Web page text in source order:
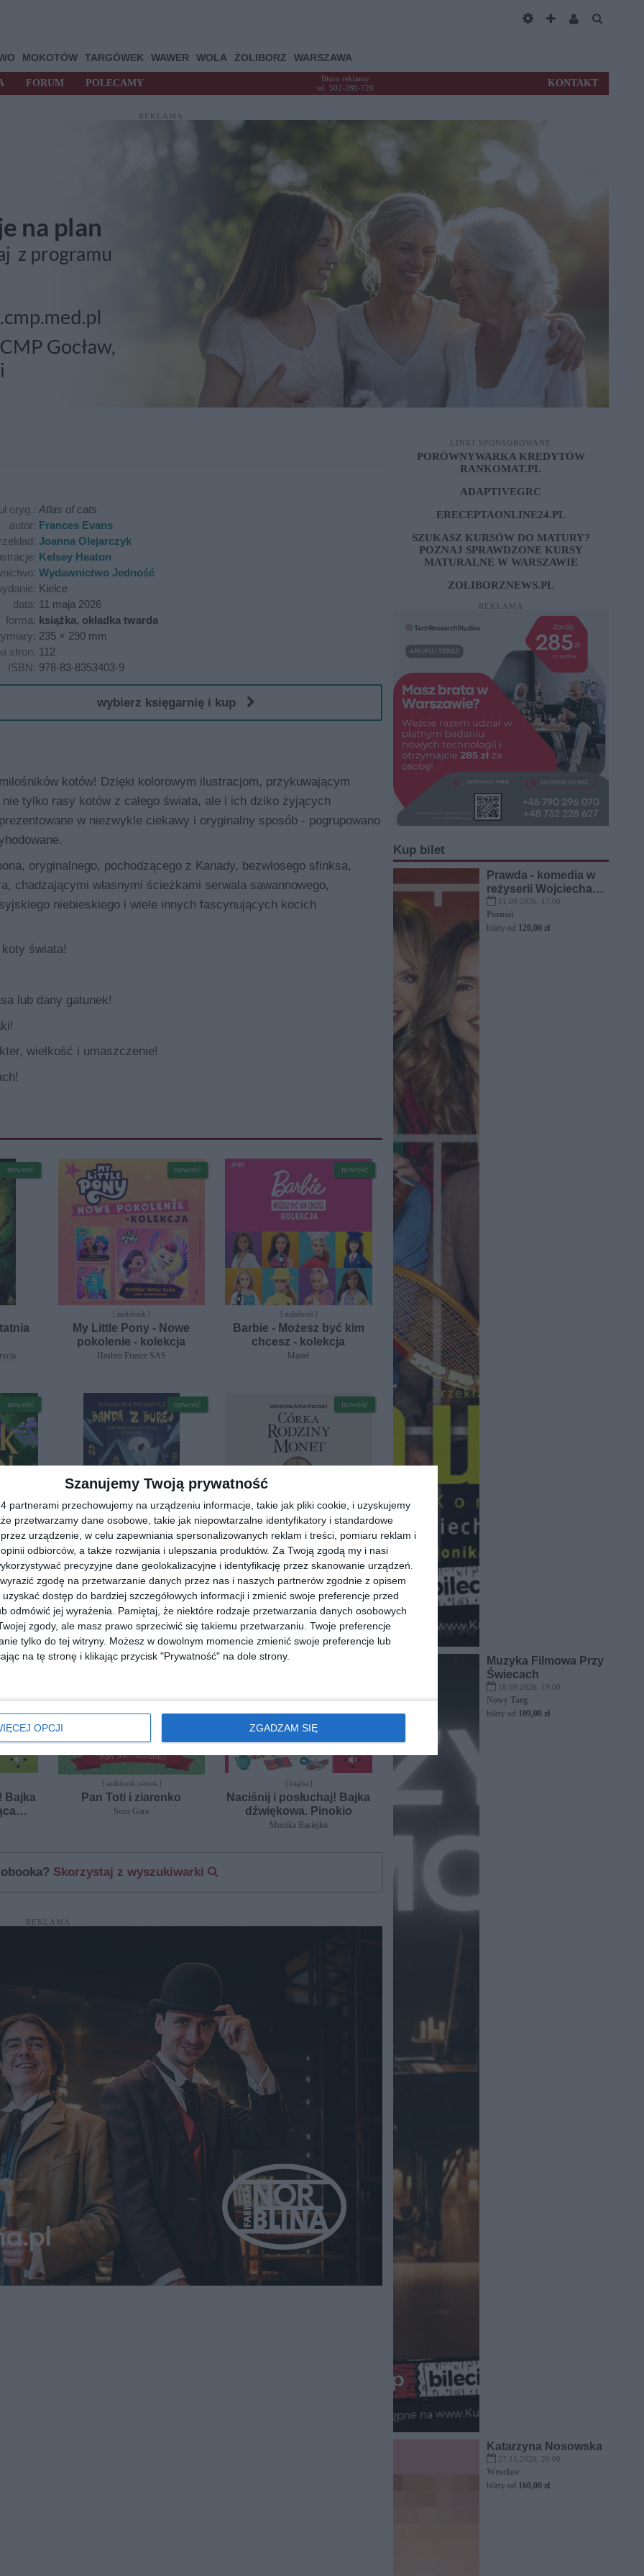
Szanujemy Twoją prywatność
partnerami przechowujemy na urządzeniu informacje, takie jak pliki cookie, i uzyskujemy
przetwarzamy dane osobowe, takie jak niepowtarzalne identyfikatory i standardowe
przez urządzenie, w celu zapewniania spersonalizowanych reklam i treści, pomiaru reklam i
odbiorców, a także rozwijania i ulepszania produktów. Za Twoją zgodą my i nasi
precyzyjne dane geolokalizacyjne i identyfikację przez skanowanie urządzeń.
zgodę na przetwarzanie danych przez nas i naszych partnerów zgodnie z opisem
dostęp do bardziej szczegółowych informacji i zmienić swoje preferencje przed
odmówić jej wyrażenia.
Pamiętaj, że niektóre rodzaje przetwarzania danych osobowych
zgody, ale masz prawo sprzeciwić się takiemu przetwarzaniu. Twoje preferencje
tylko do tej witryny. Możesz w dowolnym momencie zmienić swoje preferencje lub
na tę stronę i klikając przycisk "Prywatność" na dole strony.
OPCJI ZGADZAM SIĘ
MOKOTÓW TARGÓWEK WAWER WOLA ŻOLIBORZ WARSZAWA
FORUM POLECAMY
Biuro reklamy
tel. 502-280-720
KONTAKT
REKLAMA
oryg.: Atlas of cats
autor: Frances Evans
Joanna Olejarczyk
Kelsey Heaton
Wydawnictwo Jedność
Kielce
data: 11 maja 2026
forma: książka, okładka twarda
235 × 290 mm
stron: 112
ISBN: 978-83-8353403-9
wybierz księgarnię i kup
kotów! Dzięki kolorowym ilustracjom, przykuwającym
tylko rasy kotów z całego świata, ale i ich dziko żyjących
w niezwykle ciekawy i oryginalny sposób - pogrupowano
oryginalnego, pochodzącego z Kanady, bezwłosego sfinksa,
chadzającymi własnymi ścieżkami serwala sawannowego,
niebieskiego i wiele innych fascynujących kocich
świata!
lub dany gatunek!
wielkość i umaszczenie!
nowość nowość
[ audiobook ]
My Little Pony - Nowe
pokolenie - kolekcja
Hasbro France SAS
nowość
[ audiobook ]
Barbie - Możesz być kim
chcesz - kolekcja
Mattel
nowość
]
nowość
[ książka, audiobook, e-book ]
Banda z Burej. Tajemnica
fałszywego Mikołaja
Magdalena Witkiewicz
nowość
[ książka, audiobook, e-book ]
Córka rodziny Monet
Weronika Anna Marczak
nowość
Bajka
nowość
[ audiobook, e-book ]
Pan Toti i ziarenko
Sorn Gara
nowość
[ książka ]
Naciśnij i posłuchaj! Bajka
dźwiękowa. Pinokio
Monika Basiejko
Skorzystaj z wyszukiwarki
REKLAMA
LINKI SPONSOROWANE
PORÓWNYWARKA KREDYTÓW
RANKOMAT.PL
ADAPTIVEGRC
ERECEPTAONLINE24.PL
SZUKASZ KURSÓW DO MATURY?
POZNAJ SPRAWDZONE KURSY
MATURALNE W WARSZAWIE
ZOLIBORZNEWS.PL
REKLAMA
Kup bilet
Prawda - komedia w
reżyserii Wojciecha
Malajkata
11.09.2026, 17:00
Poznań
bilety od 120,00 zł
Muzyka Filmowa Przy
Świecach
18.09.2026, 19:00
Nowy Targ
bilety od 109,00 zł
Katarzyna Nosowska
27.11.2026, 20:00
Wrocław
bilety od 160,00 zł